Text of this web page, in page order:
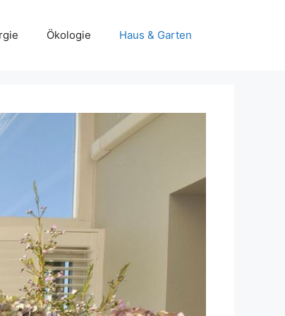
Ökologie Haus & Garten